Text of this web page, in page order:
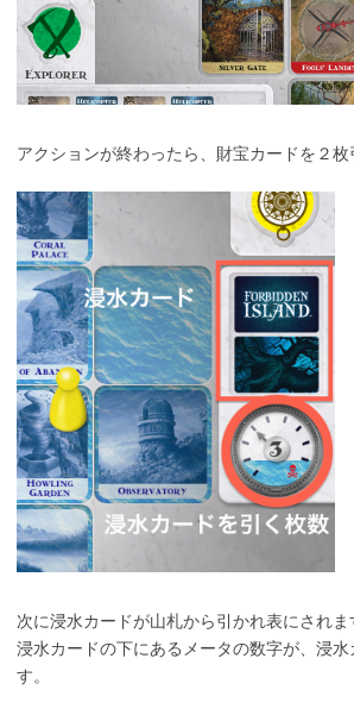
アクションが終わったら、財宝カードを２枚
次に浸水カードが山札から引かれ表にされま
浸水カードの下にあるメータの数字が、浸
す。